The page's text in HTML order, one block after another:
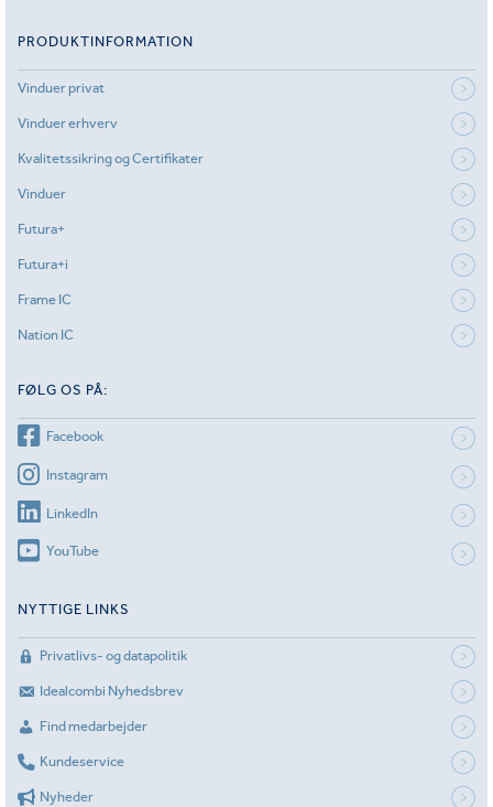
PRODUKTINFORMATION
Vinduer privat
Vinduer erhverv
Kvalitetssikring og Certifikater
Vinduer
Futura+
Futura+i
Frame IC
Nation IC
FØLG OS PÅ:
Facebook
Instagram
LinkedIn
YouTube
NYTTIGE LINKS
Privatlivs- og datapolitik
Idealcombi Nyhedsbrev
Find medarbejder
Kundeservice
Nyheder